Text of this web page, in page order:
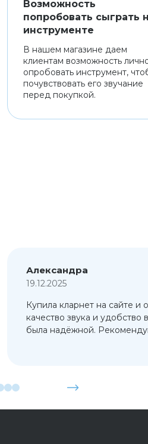
Возможность
попробовать сыграть
инструменте
В нашем магазине даем
клиентам возможность
опробовать инструмент,
почувствовать его звучание
перед покупкой.
Александра
19.12.2025
Купила кларнет на сайте и
качество звука и удобство
была надёжной.